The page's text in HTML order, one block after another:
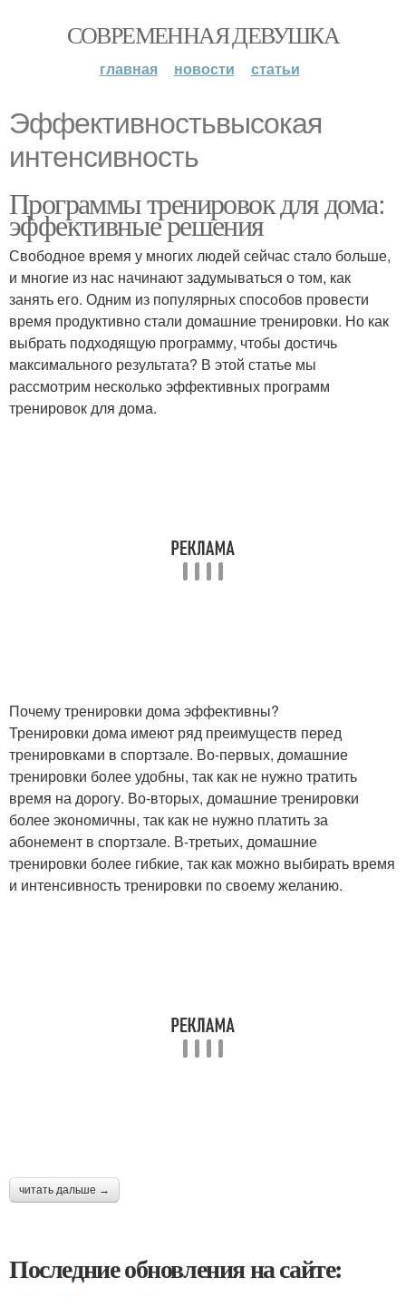
СОВРЕМЕННАЯ ДЕВУШКА
главная новости статьи
Эффективностьвысокая
интенсивность
Программы тренировок для дома:
эффективные решения
Свободное время у многих людей сейчас стало больше,
и многие из нас начинают задумываться о том, как
занять его. Одним из популярных способов провести
время продуктивно стали домашние тренировки. Но как
выбрать подходящую программу, чтобы достичь
максимального результата? В этой статье мы
рассмотрим несколько эффективных программ
тренировок для дома.
Почему тренировки дома эффективны?
Тренировки дома имеют ряд преимуществ перед
тренировками в спортзале. Во-первых, домашние
тренировки более удобны, так как не нужно тратить
время на дорогу. Во-вторых, домашние тренировки
более экономичны, так как не нужно платить за
абонемент в спортзале. В-третьих, домашние
тренировки более гибкие, так как можно выбирать время
и интенсивность тренировки по своему желанию.
читать дальше →
Последние обновления на сайте: